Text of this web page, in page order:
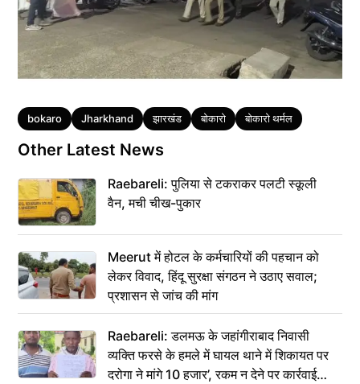
Tags
bokaro Jharkhand झारखंड बोकारो बोकारो थर्मल
Other Latest News
Raebareli: पुलिया से टकराकर पलटी स्कूली
वैन, मची चीख-पुकार
Meerut में होटल के कर्मचारियों की पहचान को
लेकर विवाद, हिंदू सुरक्षा संगठन ने उठाए सवाल;
प्रशासन से जांच की मांग
Raebareli: डलमऊ के जहांगीराबाद निवासी
व्यक्ति फरसे के हमले में घायल थाने में शिकायत पर
दरोगा ने मांगे 10 हजार’, रकम न देने पर कार्रवाई